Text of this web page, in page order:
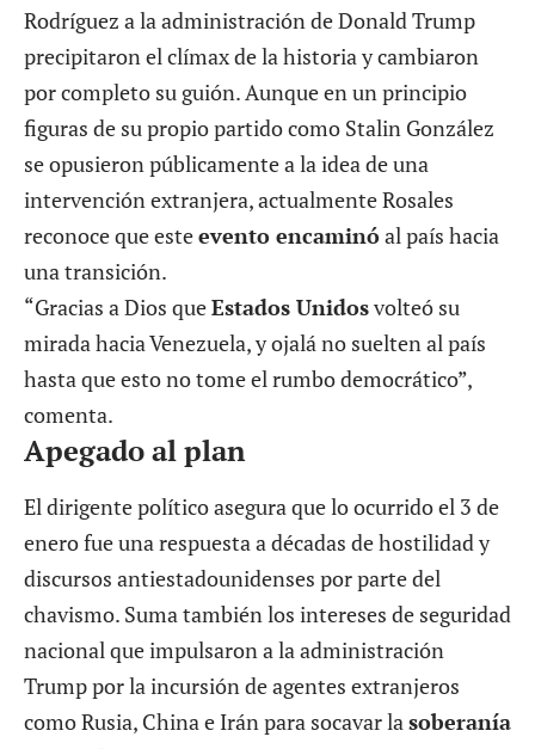
Rodríguez a la administración de Donald Trump
precipitaron el clímax de la historia y cambiaron
por completo su guión. Aunque en un principio
figuras de su propio partido como Stalin González
se opusieron públicamente a la idea de una
intervención extranjera, actualmente Rosales
reconoce que esteevento encaminóal país hacia
una transición.
“Gracias a Dios queEstados Unidosvolteó su
mirada hacia Venezuela, y ojalá no suelten al país
hasta que esto no tome el rumbo democrático”,
comenta.
Apegado al plan
El dirigente político asegura que lo ocurrido el 3 de
enero fue una respuesta a décadas de hostilidad y
discursos antiestadounidenses por parte del
chavismo. Suma también los intereses de seguridad
nacional que impulsaron a la administración
Trump por la incursión de agentes extranjeros
como Rusia, China e Irán para socavar la soberanía